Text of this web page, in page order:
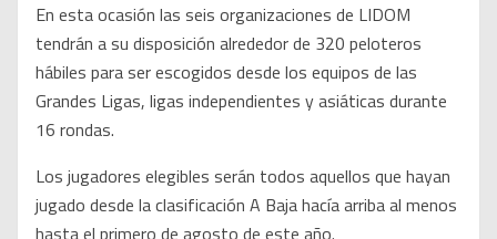
En esta ocasión las seis organizaciones de LIDOM
tendrán a su disposición alrededor de 320 peloteros
hábiles para ser escogidos desde los equipos de las
Grandes Ligas, ligas independientes y asiáticas durante
16 rondas.
Los jugadores elegibles serán todos aquellos que hayan
jugado desde la clasificación A Baja hacía arriba al menos